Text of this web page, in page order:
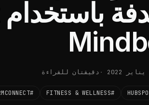
دقيقتان للقراءة
#FITNESS & WELLNESS
#CRMCONNECT